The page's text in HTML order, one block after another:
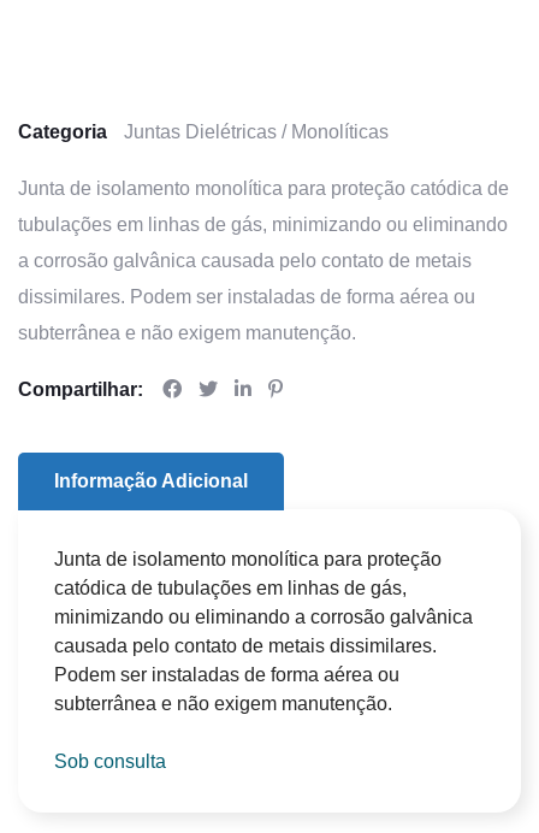
Categoria Juntas Dielétricas / Monolíticas
Junta de isolamento monolítica para proteção catódica de
tubulações em linhas de gás, minimizando ou eliminando
a corrosão galvânica causada pelo contato de metais
dissimilares. Podem ser instaladas de forma aérea ou
subterrânea e não exigem manutenção.
Compartilhar:
Informação Adicional
Junta de isolamento monolítica para proteção
catódica de tubulações em linhas de gás,
minimizando ou eliminando a corrosão galvânica
causada pelo contato de metais dissimilares.
Podem ser instaladas de forma aérea ou
subterrânea e não exigem manutenção.
Sob consulta